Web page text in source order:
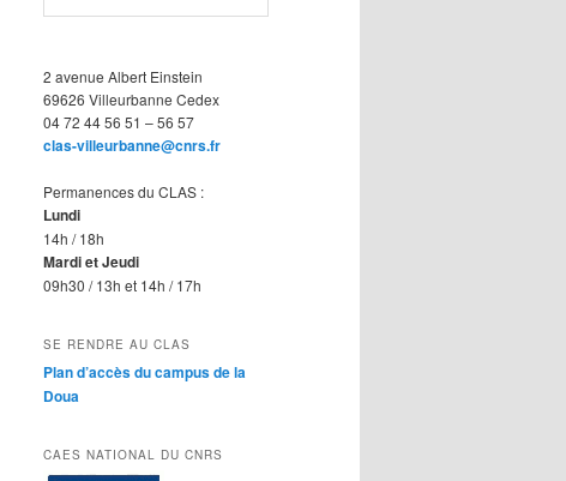
2 avenue Albert Einstein
69626 Villeurbanne Cedex
04 72 44 56 51 – 56 57
clas-villeurbanne@cnrs.fr
Permanences du CLAS :
Lundi
14h / 18h
Mardi et Jeudi
09h30 / 13h et 14h / 17h
SE RENDRE AU CLAS
Plan d’accès du campus de la
Doua
CAES NATIONAL DU CNRS